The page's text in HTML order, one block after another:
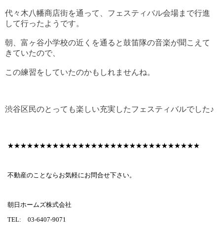
代々木八幡商店街を通って、フェスティバル会場まで行進
して行ったようです。
朝、富ヶ谷小学校の近くを通ると鼓笛隊の音楽が聞こえて
きていたので、
この練習をしていたのかもしれませんね。
渋谷区民のとっても楽しい充実したフェスティバルでした♪
★★★★★★★★★★★★★★★★★★★★★★★★★★★★★★
不動産のことならお気軽にお問合せ下さい。
朝日ホームズ株式会社
TEL:
03-6407-9071